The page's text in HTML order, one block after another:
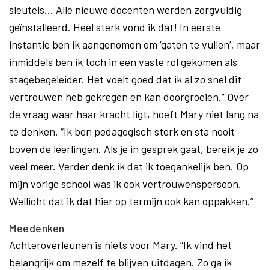
sleutels... Alle nieuwe docenten werden zorgvuldig
geïnstalleerd. Heel sterk vond ik dat! In eerste
instantie ben ik aangenomen om ‘gaten te vullen’, maar
inmiddels ben ik toch in een vaste rol gekomen als
stagebegeleider. Het voelt goed dat ik al zo snel dit
vertrouwen heb gekregen en kan doorgroeien.” Over
de vraag waar haar kracht ligt, hoeft Mary niet lang na
te denken. “Ik ben pedagogisch sterk en sta nooit
boven de leerlingen. Als je in gesprek gaat, bereik je zo
veel meer. Verder denk ik dat ik toegankelijk ben. Op
mijn vorige school was ik ook vertrouwenspersoon.
Wellicht dat ik dat hier op termijn ook kan oppakken.”
Meedenken
Achteroverleunen is niets voor Mary. “Ik vind het
belangrijk om mezelf te blijven uitdagen. Zo ga ik